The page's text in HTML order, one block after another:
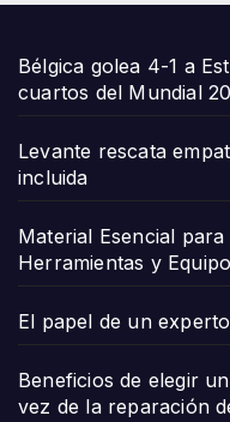
Bélgica golea 4-1 a
cuartos del Mundial
Levante rescata
incluida
Material Esencial
Herramientas y
El papel de un
Beneficios de elegir
vez de la reparación